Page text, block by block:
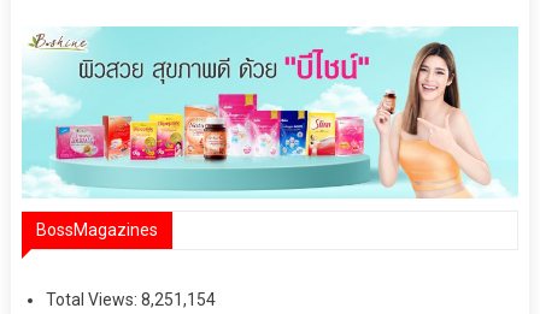
BossMagazines
Total Views: 8,251,154